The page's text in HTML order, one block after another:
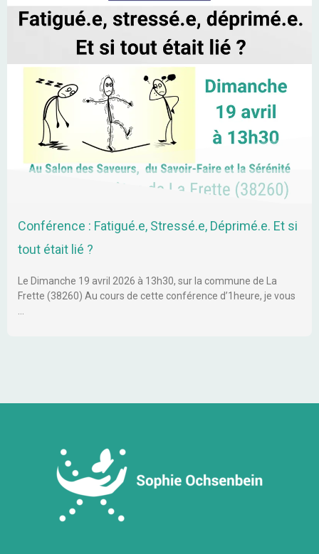
Conférence : Fatigué.e, Stressé.e, Déprimé.e. Et si
tout était lié ?
Le Dimanche 19 avril 2026 à 13h30, sur la commune de La
Frette (38260) Au cours de cette conférence d’1heure, je vous
…